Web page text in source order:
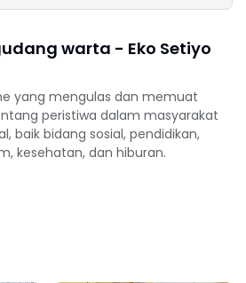
warta - Eko Setiyo
yang mengulas dan memuat
peristiwa dalam masyarakat
baik bidang sosial, pendidikan,
kesehatan, dan hiburan.